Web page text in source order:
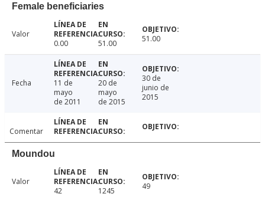
Female beneficiaries
Valor
0.00
51.00 51.00
Fecha
11 de
mayo
de 2011
20 de
mayo
de 2015
30 de
junio de
2015
Comentar
Moundou
Valor
42
1245 49